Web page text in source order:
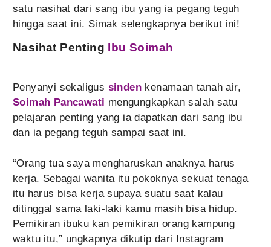
satu nasihat dari sang ibu yang ia pegang teguh
hingga saat ini. Simak selengkapnya berikut ini!
Nasihat Penting Ibu Soimah
Penyanyi sekaligus sinden kenamaan tanah air,
Soimah Pancawati mengungkapkan salah satu
pelajaran penting yang ia dapatkan dari sang ibu
dan ia pegang teguh sampai saat ini.
“Orang tua saya mengharuskan anaknya harus
kerja. Sebagai wanita itu pokoknya sekuat tenaga
itu harus bisa kerja supaya suatu saat kalau
ditinggal sama laki-laki kamu masih bisa hidup.
Pemikiran ibuku kan pemikiran orang kampung
waktu itu,” ungkapnya dikutip dari Instagram